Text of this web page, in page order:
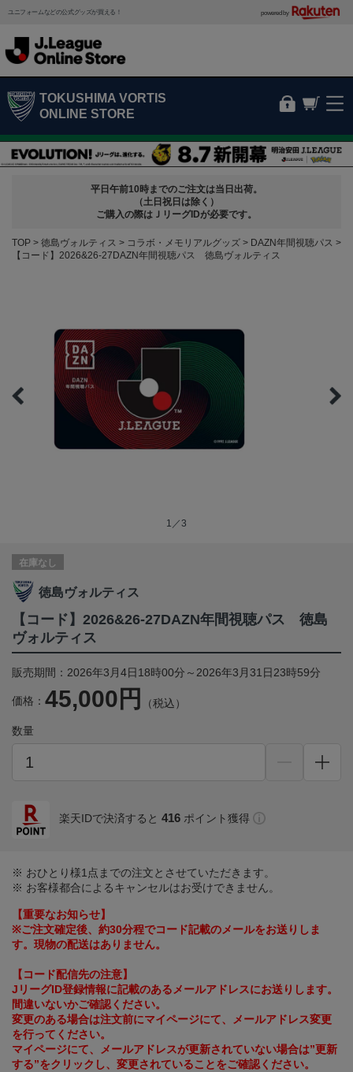
ユニフォームなどの公式グッズが買える！ powered by
TOKUSHIMA VORTIS
ONLINE STORE
平日午前10時までのご注文は当日出荷。
（土日祝日は除く）
ご購入の際はＪリーグIDが必要です。
TOP 徳島ヴォルティス コラボ・メモリアルグッズ
DAZN年間視聴パス
【コード】2026&26-27DAZN年間視聴パス 徳島ヴォルティス
1／3
在庫なし
徳島ヴォルティス
【コード】2026&26-27DAZN年間視聴パス 徳島
ヴォルティス
販売期間：2026年3月4日18時00分～2026年3月31日23時59分
価格： 45,000円 （税込）
数量
楽天IDで決済すると 416 ポイント獲得
※ おひとり様1点までの注文とさせていただきます。
※ お客様都合によるキャンセルはお受けできません。
【重要なお知らせ】
※ご注文確定後、約30分程でコード記載のメールをお送りしま
す。現物の配送はありません。
【コード配信先の注意】
JリーグID登録情報に記載のあるメールアドレスにお送りします。
間違いないかご確認ください。
変更のある場合は注文前にマイページにて、メールアドレス変更
を行ってください。
マイページにて、メールアドレスが更新されていない場合は”更新
する”をクリックし、変更されていることをご確認ください。